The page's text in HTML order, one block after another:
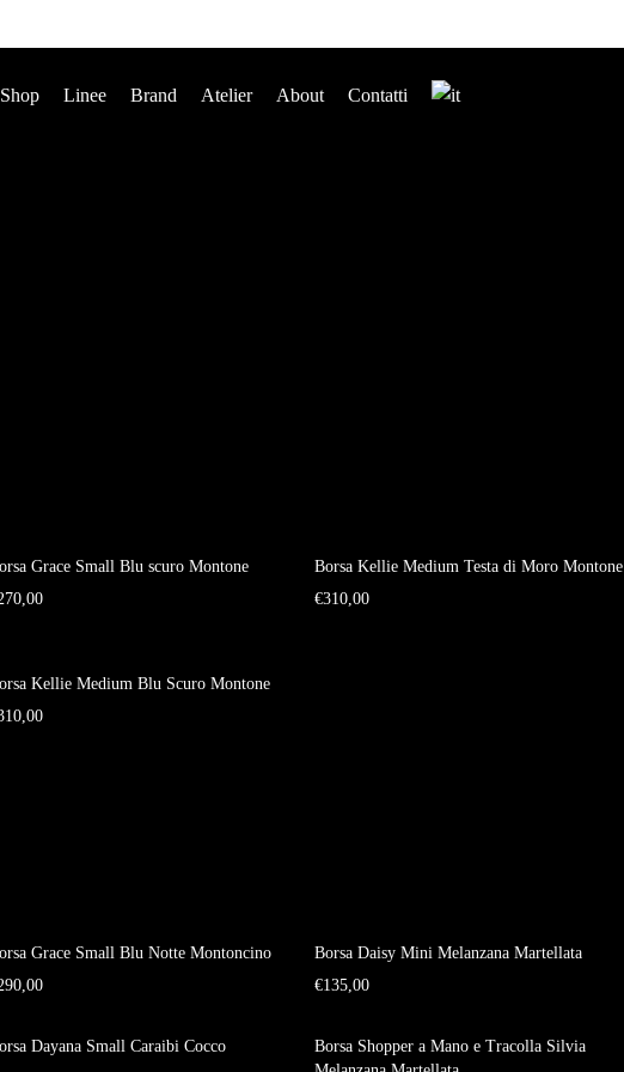
Shop Linee Brand Atelier About Contatti
Grace Small Blu scuro Montone
Borsa Kellie Medium Testa di Moro Montone
€310,00
Kellie Medium Blu Scuro Montone
Grace Small Blu Notte Montoncino
Borsa Daisy Mini Melanzana Martellata
€135,00
Dayana Small Caraibi Cocco
Borsa Shopper a Mano e Tracolla Silvia